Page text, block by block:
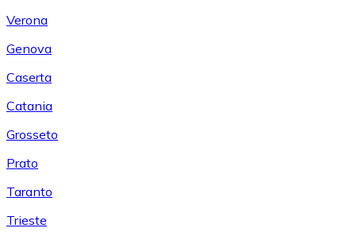
Verona
Genova
Caserta
Catania
Grosseto
Prato
Taranto
Trieste